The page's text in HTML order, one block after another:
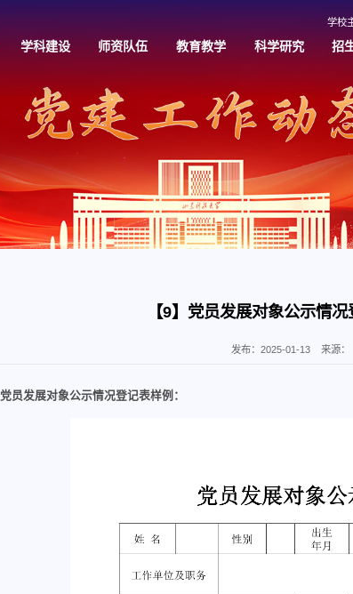
学校
学科建设 师资队伍 教育教学 科学研究 招
【9】党员发展对象公示情
发布：2025-01-13 来源：
党员发展对象公示情况登记表样例：